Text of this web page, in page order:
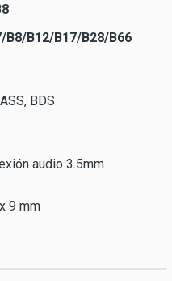
B8/B12/B17/B28/B66
BDS
audio 3.5mm
9 mm